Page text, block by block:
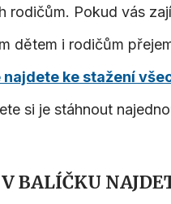
rodičům. Pokud vás
dětem i rodičům
najdete ke stažení
si je stáhnout
V BALÍČKU